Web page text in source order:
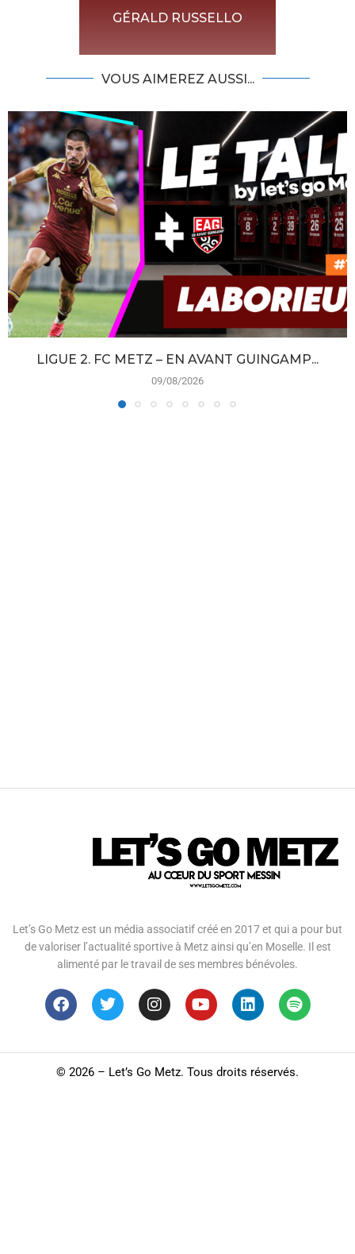
GÉRALD RUSSELLO
VOUS AIMEREZ AUSSI...
LIGUE 2. FC METZ – EN AVANT GUINGAMP...
09/08/2026
Let’s Go Metz est un média associatif créé en 2017 et qui a pour but
de valoriser l’actualité sportive à Metz ainsi qu’en Moselle. Il est
alimenté par le travail de ses membres bénévoles.
© 2026 – Let’s Go Metz. Tous droits réservés.